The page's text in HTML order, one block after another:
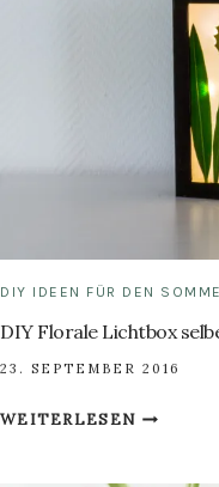
DIY IDEEN FÜR DEN
DIY Florale Lichtbox
23. SEPTEMBER 2016
WEITERLESENDIY